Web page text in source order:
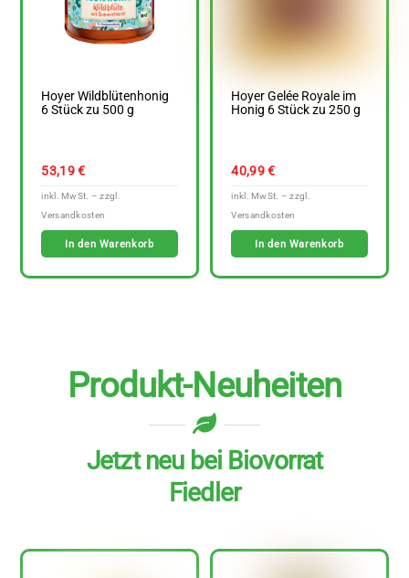
Hoyer Wildblütenhonig
6 Stück zu 500 g
53,19€
In den Warenkorb
Hoyer Gelée Royale im
Honig 6 Stück zu 250 g
40,99€
In den Warenkorb
Produkt-Neuheiten
Jetzt neu bei Biovorrat
Fiedler